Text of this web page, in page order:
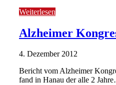
Weiterlesen
Alzheimer
4. Dezember 2012
Bericht vom Alzheimer
fand in Hanau der alle 2